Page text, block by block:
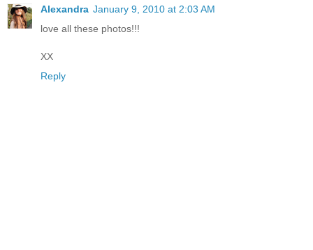
Alexandra January 9, 2010 at 2:03 AM
love all these photos!!!
XX
Reply